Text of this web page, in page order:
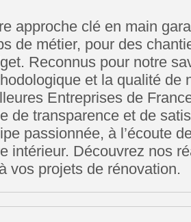
approche clé en main
de métier, pour des
Reconnus pour notre
et la qualité de
Entreprises de
de transparence et de
passionnée, à l’écoute
intérieur. Découvrez nos
vos projets de rénovation.